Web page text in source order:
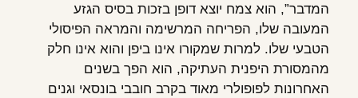
המדבר”, הוא צמח יוצא דופן בזכות בסיס הגזע
המעובה שלו, הפריחה המרשימה והמראה הפיסולי
הטבעי שלו. למרות שמקורו אינו ביפן והוא אינו חלק
מהמסורת היפנית העתיקה, הוא הפך בשנים
האחרונות לפופולרי מאוד בקרב חובבי בונסאי וגנים